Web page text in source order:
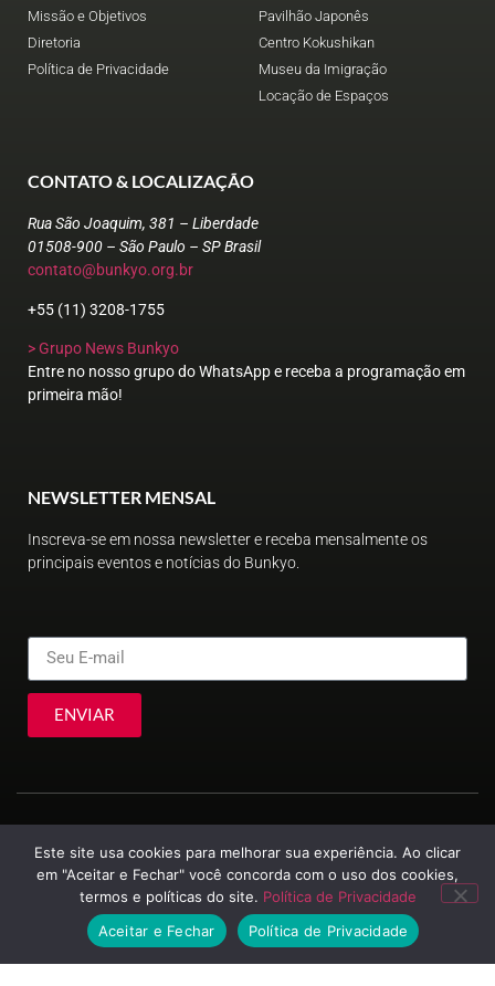
Missão e Objetivos
Diretoria
Política de Privacidade
Pavilhão Japonês
Centro Kokushikan
Museu da Imigração
Locação de Espaços
CONTATO & LOCALIZAÇÃO
Rua São Joaquim, 381 – Liberdade
01508-900 – São Paulo – SP Brasil
contato@bunkyo.org.br
+55 (11) 3208-1755
> Grupo News Bunkyo
Entre no nosso grupo do WhatsApp e receba a programação em
primeira mão!
NEWSLETTER MENSAL
Inscreva-se em nossa newsletter e receba mensalmente os
principais eventos e notícias do Bunkyo.
ENVIAR
© Sociedade Brasileira de Cultura Japonesa e de Assistência Social
2023
Este site usa cookies para melhorar sua experiência. Ao clicar
em "Aceitar e Fechar" você concorda com o uso dos cookies,
termos e políticas do site. Política de Privacidade
Aceitar e Fechar
Política de Privacidade